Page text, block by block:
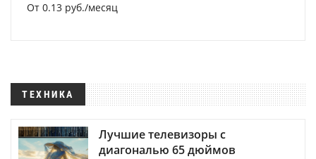
От 0.13 руб./месяц
ТЕХНИКА
Лучшие телевизоры с
диагональю 65 дюймов